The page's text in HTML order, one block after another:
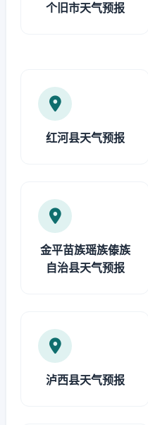
个旧市天气预报
红河县天气预报
金平苗族瑶族傣族
自治县天气预报
泸西县天气预报